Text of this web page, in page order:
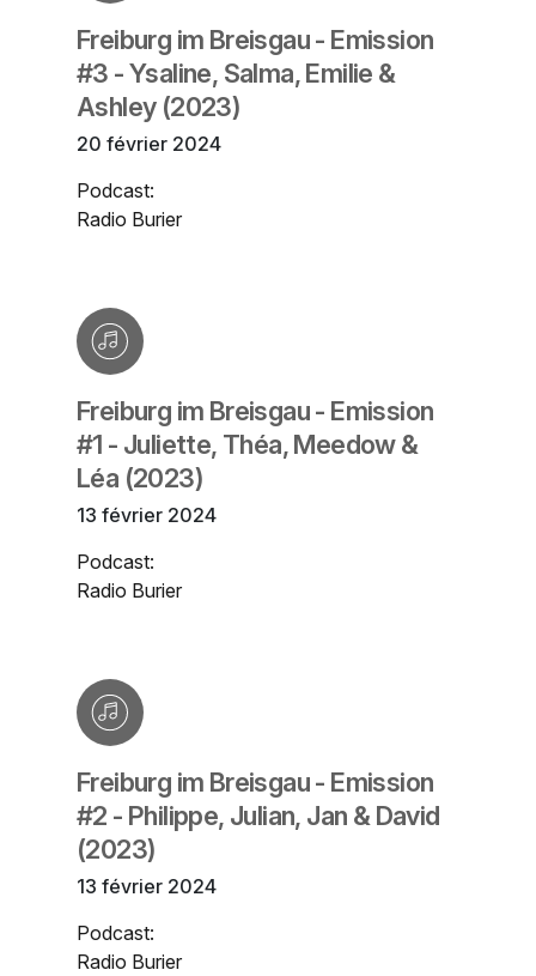
Freiburg im Breisgau - Emission
#3 - Ysaline, Salma, Emilie &
Ashley (2023)
20 février 2024
Podcast:
Radio Burier
Freiburg im Breisgau - Emission
#1 - Juliette, Théa, Meedow &
Léa (2023)
13 février 2024
Podcast:
Radio Burier
Freiburg im Breisgau - Emission
#2 - Philippe, Julian, Jan & David
(2023)
13 février 2024
Podcast:
Radio Burier